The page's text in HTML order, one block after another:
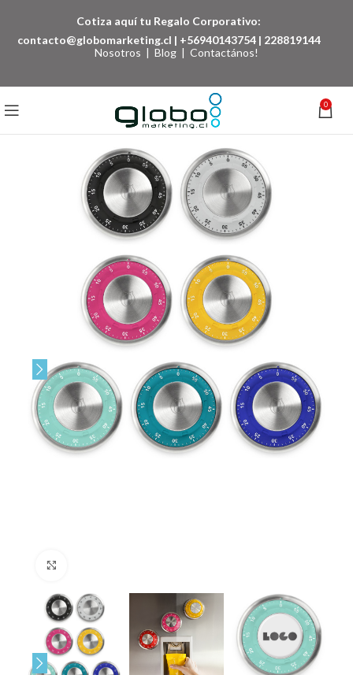
Cotiza aquí tu Regalo Corporativo:
contacto@globomarketing.cl | +56940143754 | 228819144
Nosotros | Blog | Contactános!
0